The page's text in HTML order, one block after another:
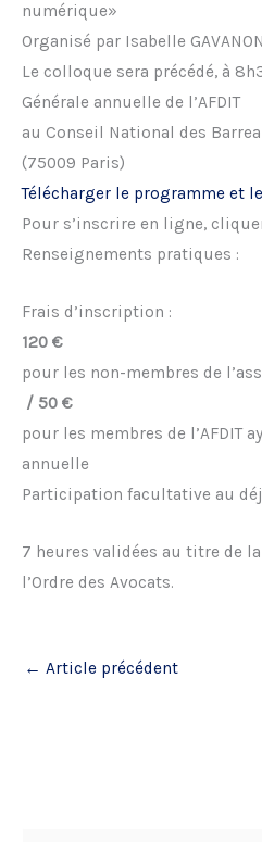
numérique»
Organisé par Isabelle GAVANON
Le colloque sera précédé, à
Générale annuelle de l’AFDIT
au Conseil National des
(75009 Paris)
Télécharger le programme et
Pour s’inscrire en ligne,
Renseignements pratiques :
Frais d’inscription :
120 €
pour les non-membres de
/ 50 €
pour les membres de l’AFDIT
annuelle
Participation facultative au
7 heures validées au titre de
l’Ordre des Avocats.
← Article précédent